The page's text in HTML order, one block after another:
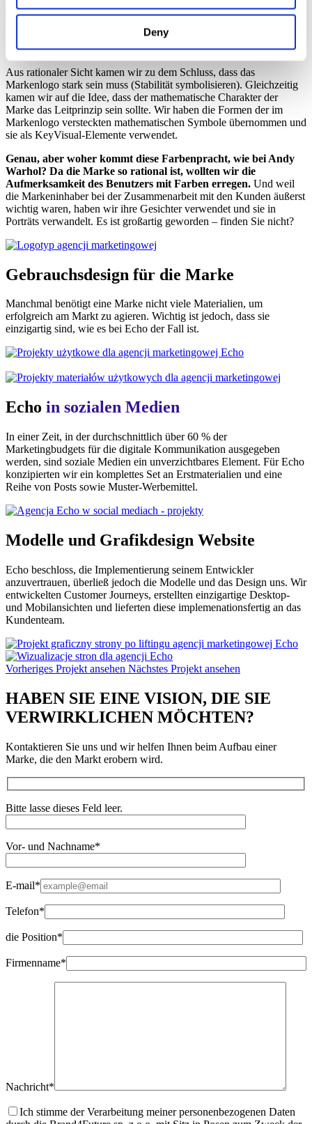
Deny
und Echo-Markensignale
Aus rationaler Sicht kamen wir zu dem Schluss, dass das
Markenlogo stark sein muss (Stabilität symbolisieren). Gleichzeitig
kamen wir auf die Idee, dass der mathematische Charakter der
Marke das Leitprinzip sein sollte. Wir haben die Formen der im
Markenlogo versteckten mathematischen Symbole übernommen und
sie als KeyVisual-Elemente verwendet.
Genau, aber woher kommt diese Farbenpracht, wie bei Andy
Warhol? Da die Marke so rational ist, wollten wir die
Aufmerksamkeit des Benutzers mit Farben erregen. Und weil
die Markeninhaber bei der Zusammenarbeit mit den Kunden äußerst
wichtig waren, haben wir ihre Gesichter verwendet und sie in
Porträts verwandelt. Es ist großartig geworden – finden Sie nicht?
Gebrauchsdesign für die Marke
Manchmal benötigt eine Marke nicht viele Materialien, um
erfolgreich am Markt zu agieren. Wichtig ist jedoch, dass sie
einzigartig sind, wie es bei Echo der Fall ist.
Echo in sozialen Medien
In einer Zeit, in der durchschnittlich über 60 % der
Marketingbudgets für die digitale Kommunikation ausgegeben
werden, sind soziale Medien ein unverzichtbares Element. Für Echo
konzipierten wir ein komplettes Set an Erstmaterialien und eine
Reihe von Posts sowie Muster-Werbemittel.
Modelle und Grafikdesign Website
Echo beschloss, die Implementierung seinem Entwickler
anzuvertrauen, überließ jedoch die Modelle und das Design uns. Wir
entwickelten Customer Journeys, erstellten einzigartige Desktop-
und Mobilansichten und lieferten diese implemenationsfertig an das
Kundenteam.
Vorheriges Projekt ansehen Nächstes Projekt ansehen
HABEN SIE EINE VISION, DIE SIE
VERWIRKLICHEN MÖCHTEN?
Kontaktieren Sie uns und wir helfen Ihnen beim Aufbau einer
Marke, die den Markt erobern wird.
Bitte lasse dieses Feld leer.
Vor- und Nachname*
E-mail*
Telefon*
die Position*
Firmenname*
Nachricht*
Ich stimme der Verarbeitung meiner personenbezogenen Daten